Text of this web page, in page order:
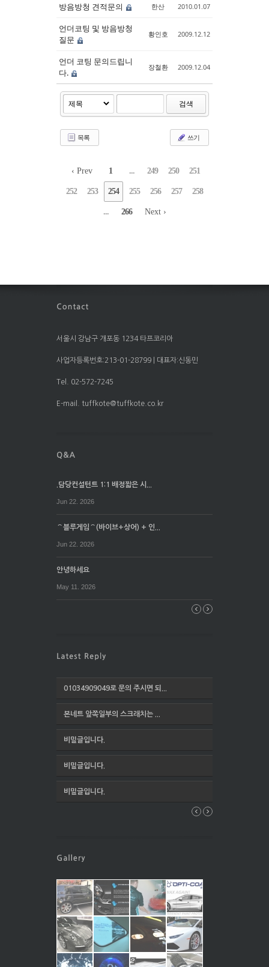
방음방청 견적문의 한산 2010.01.07
언더코팅 및 방음방청
질문
황인호 2009.12.12
언더 코팅 문의드립니
다.
장철환 2009.12.04
검색
목록 쓰기
‹ Prev 1 ... 249 250 251
252 253 254 255 256 257 258
... 266 Next ›
서울시 강남구 개포동 1234 타프코리아
사업자등록번호:213-01-28799 | 대표자:신동민
Tel. 02-572-7245
E-mail. tuffkote@tuffkote.co.kr
.담당컨설턴트 1:1 배정짧은 시...
Jun 22. 2026
⌒블루게임⌒(바이브+상어) + 인...
Jun 22. 2026
안녕하세요
May 11. 2026
01034909049로 문의 주시면 되...
본네트 앞쪽일부의 스크래치는 ...
비밀글입니다.
비밀글입니다.
비밀글입니다.